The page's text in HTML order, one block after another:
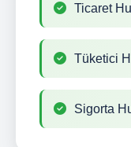
Ticaret
Tüketici
Sigorta